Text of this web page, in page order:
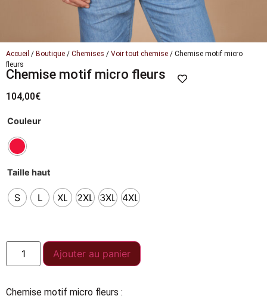
Accueil / Boutique / Chemises / Voir tout chemise / Chemise motif micro
fleurs
Chemise motif micro fleurs
104,00€
Couleur
Taille haut
S L XL 2XL 3XL 4XL
Ajouter au panier
Chemise motif micro fleurs :